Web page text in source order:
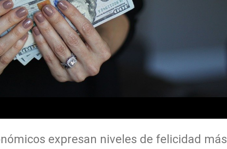
expresan niveles de felicidad más